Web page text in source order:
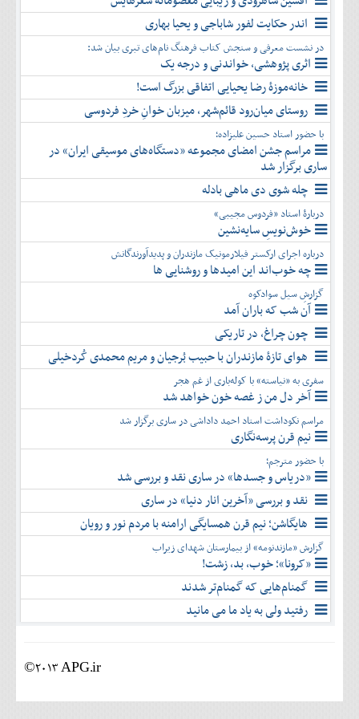
بهمن
اسفند
آذر
دی
بهمن
اسفند
اندر حکایت لفور شاباجی و یحیا بهاری
در نشست معرفی و سنجش کتاب فرهنگ نام‌های تبری بیان شد:
اثری پژوهشی، خواندنی و درجه یک
خانه‌موزۀ رضا یحیایی اتفاقی بزرگ است!
روستای میان‌رود قائم‌شهر، میزبان خوانِ خردِ فردوسی
با حضور استاد حسین علیزاده؛
مراسم جشن امضای مجموعه «دستگاه‌های موسیقی ایران» در
ساری برگزار شد
چله شوی دی ماهی بادله
دربارۀ استاد «فردوس مجیبی»
خوش‌نویسِ سایه‌نشین
درباره اجرای ارکستر فیلارمونیک مازندران و پدیدآورندگانش
چه خوب‌اند این امیدها و روشنایی ها
گزارشِ سیل سوادکوه
آن شب که باران آمد
چون چراغ، در تاریکی
هوای تازۀ مازندران با حبیب بُرجیان و مریم محمدی کُردخیلی
سفری به «نیاسته» با کوله‌باری از غم هجر
آخر دل من ز غصه خون خواهد شد
مراسم نکوداشت استاد احمد داداشی در ساری برگزار شد
نیم قرن پرسه‌نگاری
با حضور مترجم؛
«دریاس و جسدها» در ساری نقد و بررسی شد
نقد و بررسی «آخرین انار دنیا» در ساری
هایگاشن؛ نیم قرن همسایگی ارامنه با مردم نور و رویان
گزارش «مازندنومه» از بیمارستان شهدای زیراب
«کرونا»؛ خوب، بد، زشت!
گمنام‌هایی که گمنام‌تر شدند
رفتید ولی به یاد ما می مانید
©2013 APG.ir